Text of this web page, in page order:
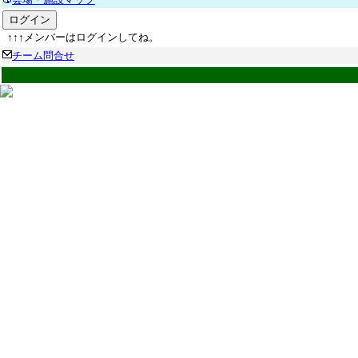
↑↑↑メンバーはログインしてね。
チーム問合せ